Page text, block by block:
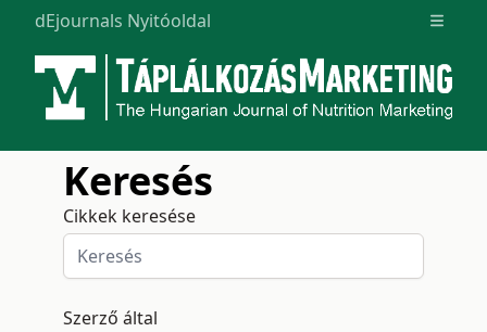
dEjournals Nyitóoldal Open
Keresés
Cikkek keresése
Szerző által